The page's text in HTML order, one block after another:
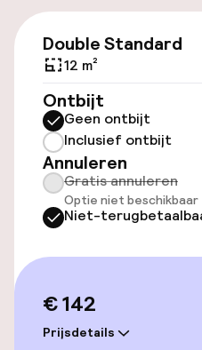
Toegankelijkheid
Lift
Entertainment
Gratis wifi
Tuin
Eet- en
Double Standard
12 m²
Ontbijt
Geen ontbijt
Inclusief ontbijt
Annuleren
Gratis annuleren
Optie niet beschikbaar
Niet-
€ 142
Prijsdetails